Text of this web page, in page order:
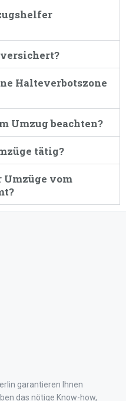
Halteverbotszone
Umzug beachten?
tätig?
Umzüge vom
garantieren Ihnen
das nötige Know-how,